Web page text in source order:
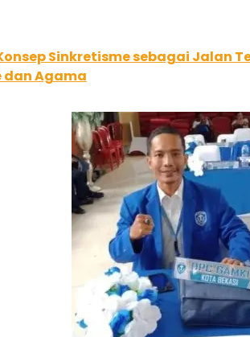
Sinkretisme sebagai Jalan
dan Agama